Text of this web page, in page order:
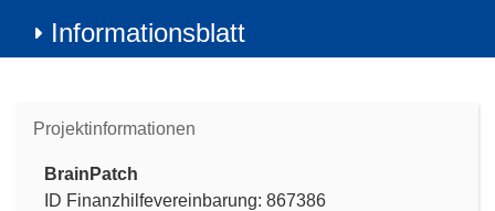
Informationsblatt
Projektinformationen
BrainPatch
ID Finanzhilfevereinbarung: 867386